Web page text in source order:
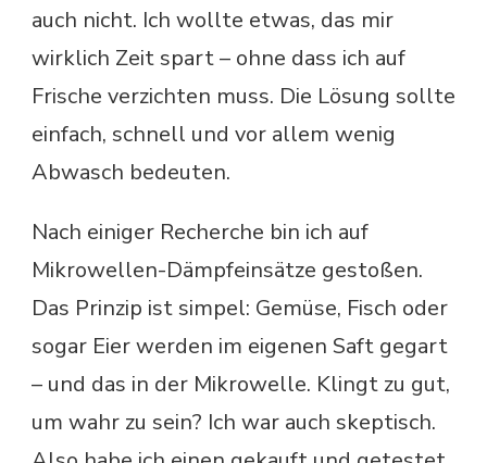
auch nicht. Ich wollte etwas, das mir
wirklich Zeit spart – ohne dass ich auf
Frische verzichten muss. Die Lösung sollte
einfach, schnell und vor allem wenig
Abwasch bedeuten.
Nach einiger Recherche bin ich auf
Mikrowellen-Dämpfeinsätze gestoßen.
Das Prinzip ist simpel: Gemüse, Fisch oder
sogar Eier werden im eigenen Saft gegart
– und das in der Mikrowelle. Klingt zu gut,
um wahr zu sein? Ich war auch skeptisch.